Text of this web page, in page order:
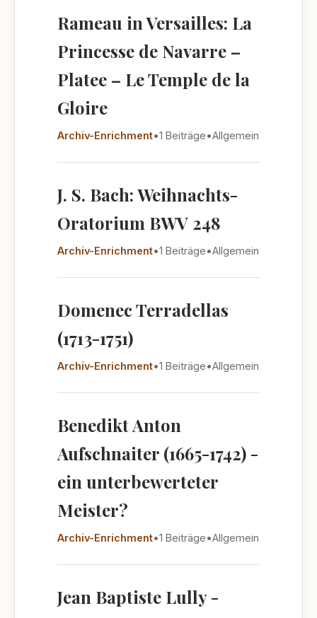
Rameau in Versailles: La
Princesse de Navarre –
Platee – Le Temple de la
Gloire
Archiv-Enrichment•1 Beiträge•Allgemein
J. S. Bach: Weihnachts-
Oratorium BWV 248
Archiv-Enrichment•1 Beiträge•Allgemein
Domenec Terradellas
(1713-1751)
Archiv-Enrichment•1 Beiträge•Allgemein
Benedikt Anton
Aufschnaiter (1665-1742) -
ein unterbewerteter
Meister?
Archiv-Enrichment•1 Beiträge•Allgemein
Jean Baptiste Lully -